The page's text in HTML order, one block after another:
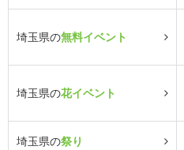
埼玉県の無料イベント
埼玉県の花イベント
埼玉県の祭り